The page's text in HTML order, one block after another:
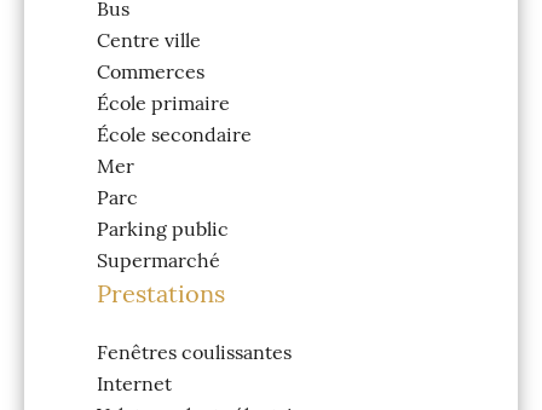
Bus
Centre ville
Commerces
École primaire
École secondaire
Mer
Parc
Parking public
Supermarché
Prestations
Fenêtres coulissantes
Internet